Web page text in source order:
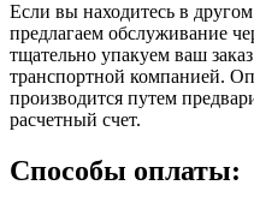
Если вы находитесь в
предлагаем обслуживание
тщательно упакуем ваш
транспортной компанией.
производится путем
расчетный счет.
Способы оплаты: